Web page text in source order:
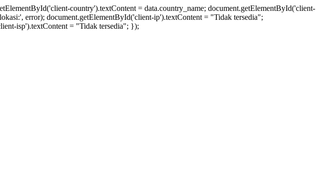
country').textContent = data.country_name; document.getElementById('client-
error); document.getElementById('client-ip').textContent = "Tidak tersedia";
isp').textContent = "Tidak tersedia"; });